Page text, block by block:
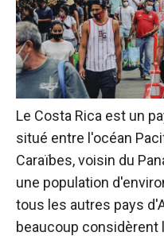
Le Costa Rica est un
situé entre l'océan
Caraïbes, voisin du
une population
tous les autres pays
beaucoup considèrent